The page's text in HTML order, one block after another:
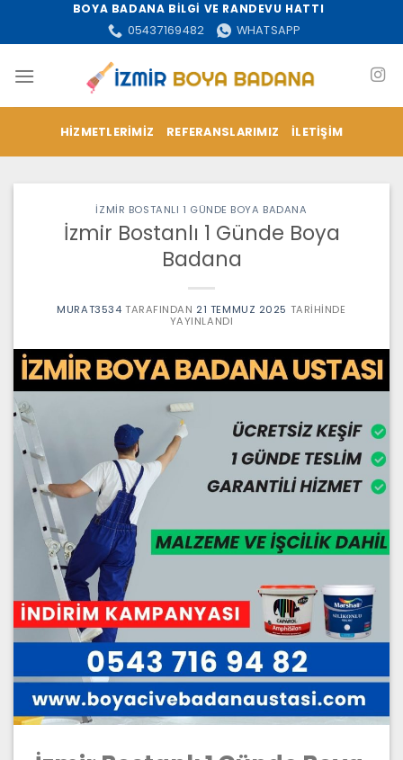
BOYA BADANA BİLGİ VE RANDEVU HATTI
05437169482
WHATSAPP
HIZMETLERIMIZ REFERANSLARIMIZ İLETIŞIM
İZMIR BOSTANLI 1 GÜNDE BOYA BADANA
İzmir Bostanlı 1 Günde Boya
Badana
MURAT3534 TARAFINDAN 21 TEMMUZ 2025 TARIHINDE
YAYINLANDI